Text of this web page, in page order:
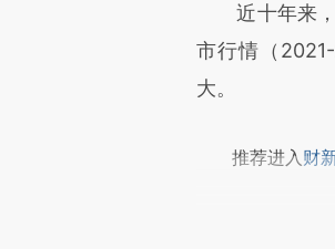
近十年来，
市行情（
大。
推荐进入 财